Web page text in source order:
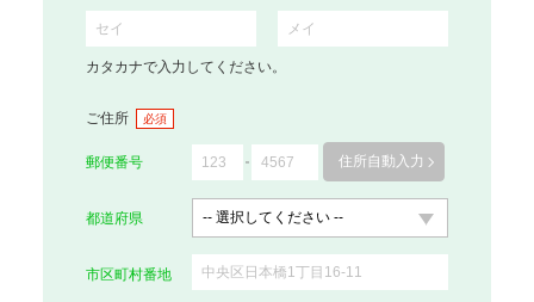
カタカナで入力してください。
ご住所 必須
郵便番号 住所自動入力
都道府県
市区町村番地